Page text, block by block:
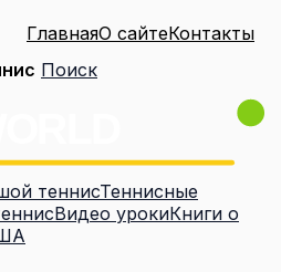
ГлавнаяО сайтеКонтакты
Поиск
теннисТеннисные
Видео урокиКниги о